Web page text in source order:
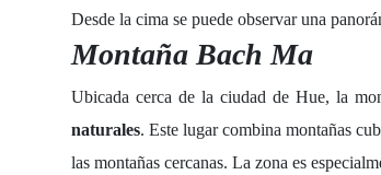
Desde la cima se puede observar una
Montaña Bach Ma
Ubicada cerca de la ciudad de Hue, la
naturales. Este lugar combina montañas
las montañas cercanas. La zona es